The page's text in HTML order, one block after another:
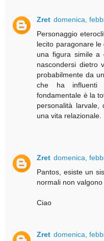
Zret domenica,
Personaggio
lecito paragonare
una figura simile a
nascondersi dietro
probabilmente da
che ha influenti
fondamentale è la
personalità larvale,
una vita relazionale.
Zret domenica,
Pantos, esiste un
normali non valgono
Ciao
Zret domenica,